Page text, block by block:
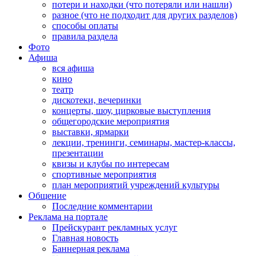
потери и находки (что потеряли или нашли)
разное (что не подходит для других разделов)
способы оплаты
правила раздела
Фото
Афиша
вся афиша
кино
театр
дискотеки, вечеринки
концерты, шоу, цирковые выступления
общегородские мероприятия
выставки, ярмарки
лекции, тренинги, семинары, мастер-классы,
презентации
квизы и клубы по интересам
спортивные мероприятия
план мероприятий учреждений культуры
Общение
Последние комментарии
Реклама на портале
Прейскурант рекламных услуг
Главная новость
Баннерная реклама